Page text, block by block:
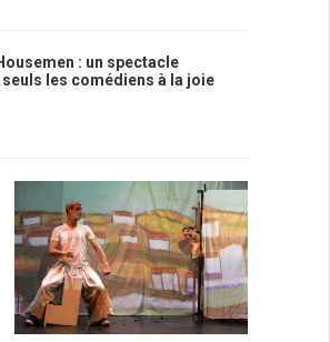
: un spectacle
les comédiens à la joie